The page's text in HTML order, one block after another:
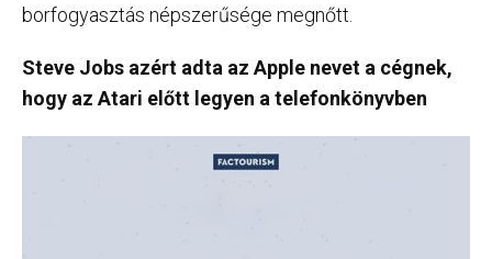
borfogyasztás népszerűsége megnőtt.
Steve Jobs azért adta az Apple nevet a cégnek,
hogy az Atari előtt legyen a telefonkönyvben